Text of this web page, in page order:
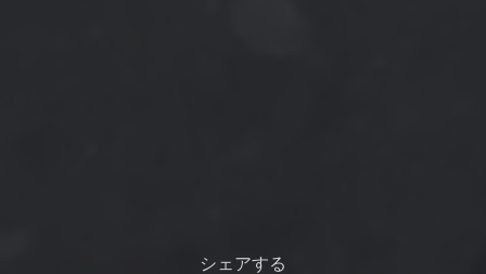
シェアする